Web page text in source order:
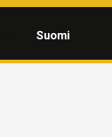
Suomi